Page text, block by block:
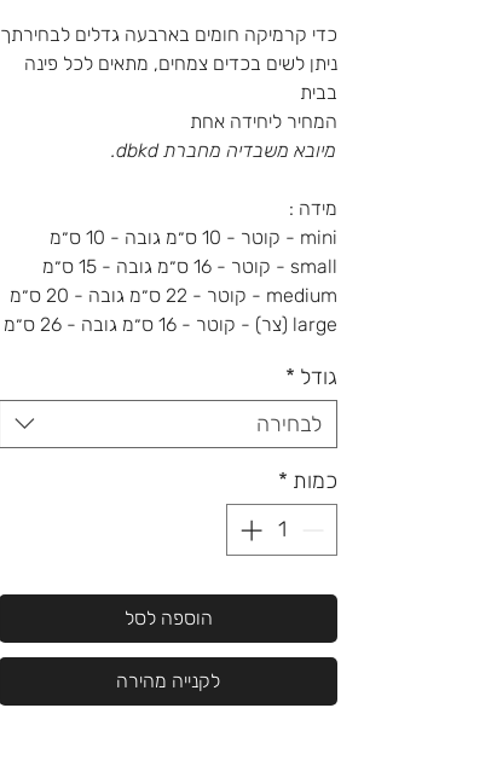
כדי קרמיקה חומים בארבעה גדלים לבחירתך
ניתן לשים בכדים צמחים, מתאים לכל פינה
בבית
המחיר ליחידה אחת
מיובא משבדיה מחברת dbkd.
מידה :
mini - קוטר - 10 ס״מ גובה - 10 ס״מ
small - קוטר - 16 ס״מ גובה - 15 ס״מ
medium - קוטר - 22 ס״מ גובה - 20 ס״מ
large (צר) - קוטר - 16 ס״מ גובה - 26 ס״מ
גודל *
לבחירה
כמות *
הוספה לסל
לקנייה מהירה